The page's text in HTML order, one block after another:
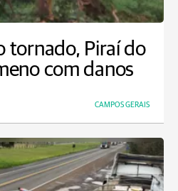
tornado, Piraí do
com danos
CAMPOS GERAIS